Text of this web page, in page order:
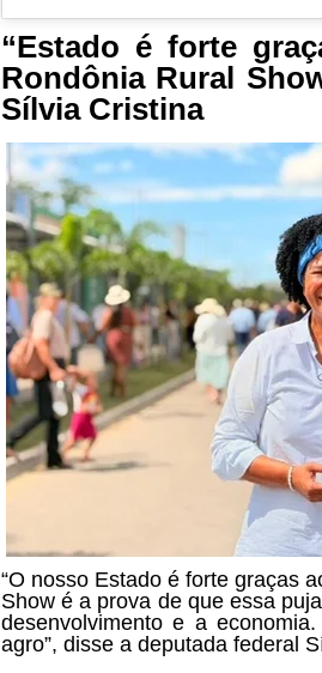
“Estado é forte
Rondônia Rural
Sílvia Cristina
“O nosso Estado é forte graças
Show é a prova de que essa
desenvolvimento e a
agro”, disse a deputada federal